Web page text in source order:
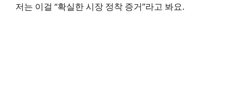
저는 이걸 “확실한 시장 정착 증거”라고 봐요.